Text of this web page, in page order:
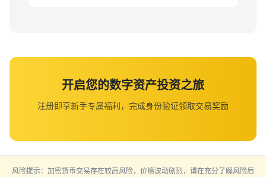
开启您的数字资产投资之旅
注册即享新手专属福利，完成身份验证领取交易奖励
风险提示：加密货币交易存在较高风险，价格波动剧烈，请在充分了解风险后